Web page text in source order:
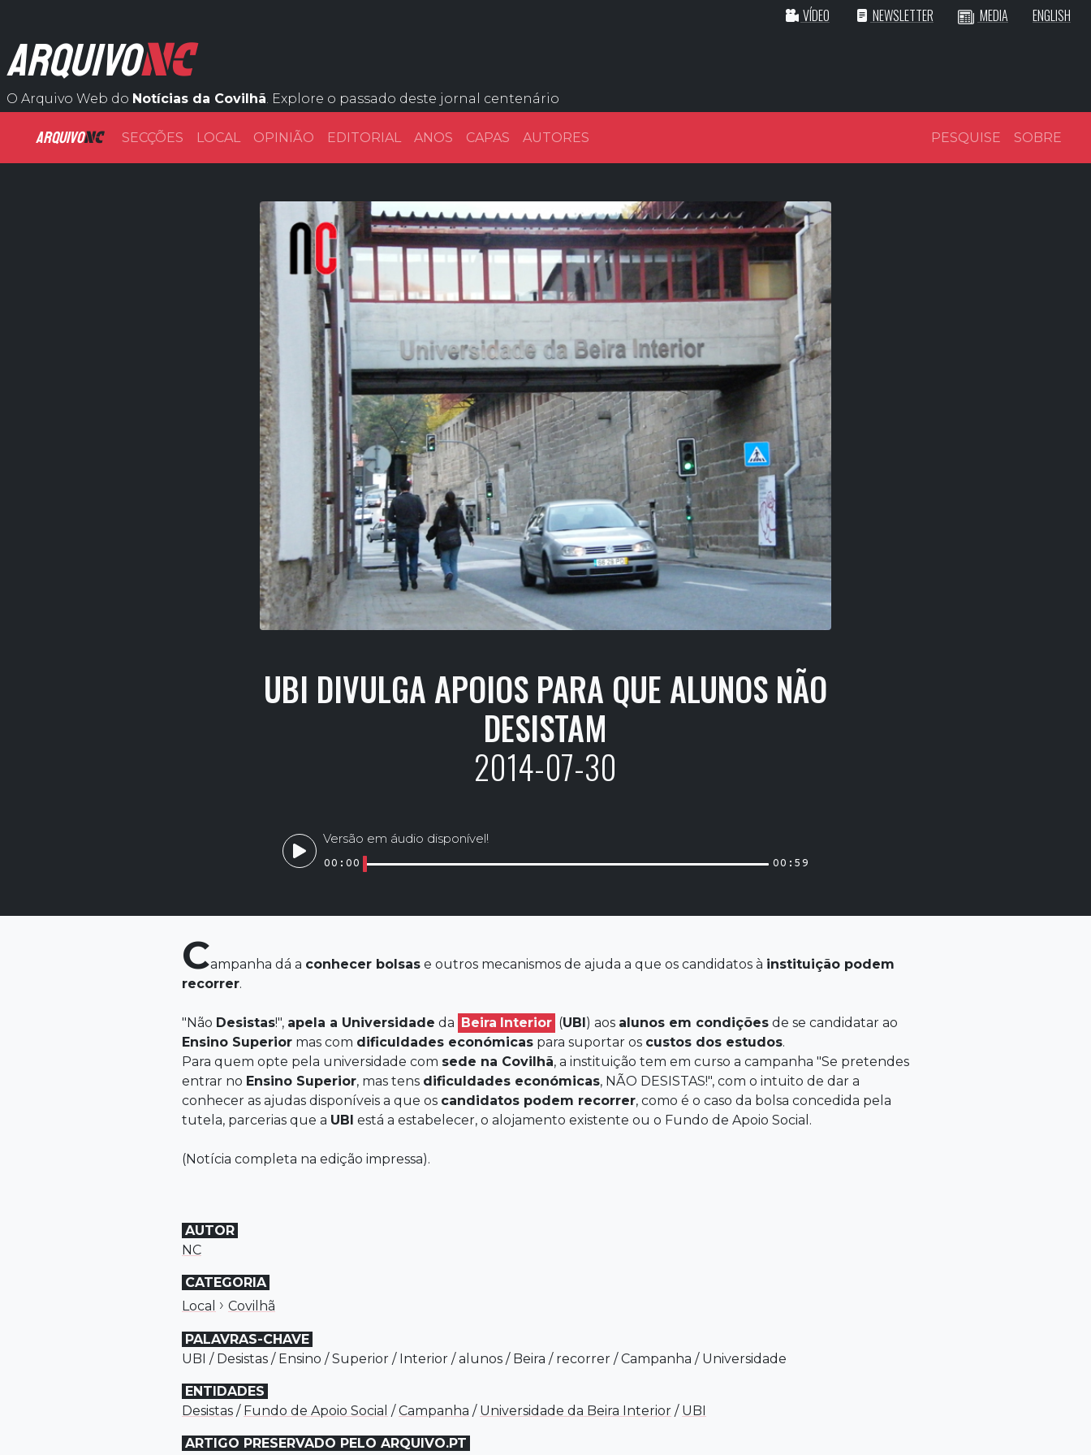
VÍDEO NEWSLETTER MEDIA ENGLISH
ARQUIVONC
O Arquivo Web do Notícias da Covilhã. Explore o passado deste jornal centenário
ARQUIVONC SECÇÕES LOCAL OPINIÃO EDITORIAL ANOS CAPAS AUTORES PESQUISE SOBRE
UBI DIVULGA APOIOS PARA QUE ALUNOS NÃO
DESISTAM
2014-07-30
Versão em áudio disponível!
00:00 00:59
Campanha dá a conhecer bolsas e outros mecanismos de ajuda a que os candidatos à instituição podem
recorrer.
"Não Desistas!", apela a Universidade da Beira Interior (UBI ) aos alunos em condições de se candidatar ao
Ensino Superior mas com dificuldades económicas para suportar os custos dos estudos.
Para quem opte pela universidade com sede na Covilhã, a instituição tem em curso a campanha "Se pretendes
entrar no Ensino Superior, mas tens dificuldades económicas, NÃO DESISTAS!", com o intuito de dar a
conhecer as ajudas disponíveis a que os candidatos podem recorrer, como é o caso da bolsa concedida pela
tutela, parcerias que a UBI está a estabelecer, o alojamento existente ou o Fundo de Apoio Social.
(Notícia completa na edição impressa).
AUTOR
NC
CATEGORIA
Local › Covilhã
PALAVRAS-CHAVE
UBI / Desistas / Ensino / Superior / Interior / alunos / Beira / recorrer / Campanha / Universidade
ENTIDADES
Desistas / Fundo de Apoio Social / Campanha / Universidade da Beira Interior / UBI
ARTIGO PRESERVADO PELO ARQUIVO.PT